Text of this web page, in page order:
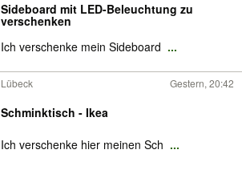
Sideboard mit LED-Beleuchtung zu
verschenken
Ich verschenke mein Sideboard ...
Lübeck Gestern, 20:42
Schminktisch - Ikea
Ich verschenke hier meinen Sch ...